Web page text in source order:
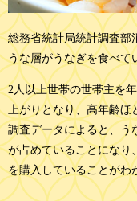
総務省統計局統計調査部
うな層がうなぎを食べて
2人以上世帯の世帯主を
上がりとなり、高年齢ほ
調査データによると、う
が占めていることになり
を購入していることがわ